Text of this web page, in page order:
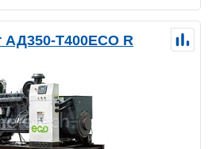
АД350-T400ECO R